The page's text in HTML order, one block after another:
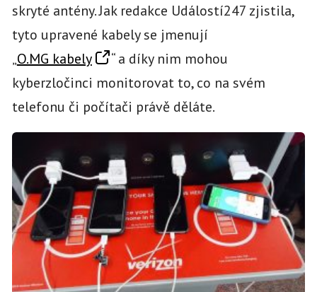
skryté antény. Jak redakce Událostí247 zjistila,
tyto upravené kabely se jmenují
„O.MG kabely
“ a díky nim mohou
kyberzločinci monitorovat to, co na svém
telefonu či počítači právě děláte.